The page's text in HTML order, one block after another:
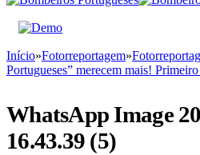
Início»Fotorreportagem»
Portugueses” merecem mais!
WhatsApp Image
16.43.39 (5)